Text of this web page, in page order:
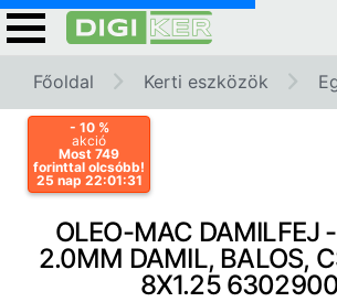
Főoldal Kerti eszközök
- 10 %
akció
Most 749
forinttal olcsóbb!
25 nap 22:01:31
OLEO-MAC DAMILFEJ
2.0MM DAMIL, BALOS,
8X1.25